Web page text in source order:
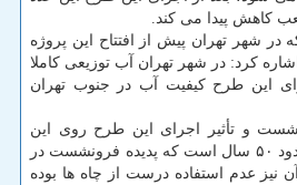
در شهر تهران پیش از افتتاح این پروژه
كرد: در شهر تهران آب توزیعی كاملا
این طرح كیفیت آب در جنوب تهران
و تأثیر اجرای این طرح روی این
در
نیز عدم استفاده درست از چاه ها بوده